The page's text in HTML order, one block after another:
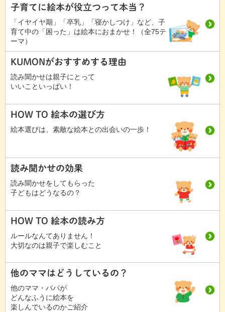
子育てに絵本が役立つって本当？
「イヤイヤ期」「卒乳」「寝かしつけ」など、子
育て中の「困った」は絵本におまかせ！（全75テ
ーマ）
KUMONがおすすめする理由
読み聞かせは親子にとって
いいこといっぱい！
HOW TO 絵本の選び方
絵本選びは、素敵な絵本との出会いの一歩！
読み聞かせの効果
読み聞かせをしてもらった
子どもはどうなるの？
HOW TO 絵本の読み方
ルールなんてありません！
大切なのは親子で楽しむこと
他のママはどうしているの？
他のママ・パパが
どんなふうに絵本を
楽しんでいるのかご紹介